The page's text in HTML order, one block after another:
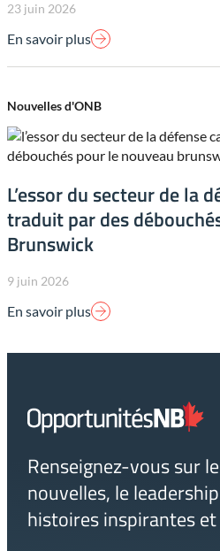
23 juin 2026
En savoir plus
Nouvelles d'ONB
L’essor du secteur de la
traduit par des
Brunswick
9 juin 2026
En savoir plus
Lien
page
Renseignez-vous sur
nouvelles, le
histoires inspirantes